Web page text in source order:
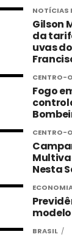
NOTÍCIAS
Gilson
da
uvas
CENTRO-
Fogo
CENTRO-
Nesta
BRASIL